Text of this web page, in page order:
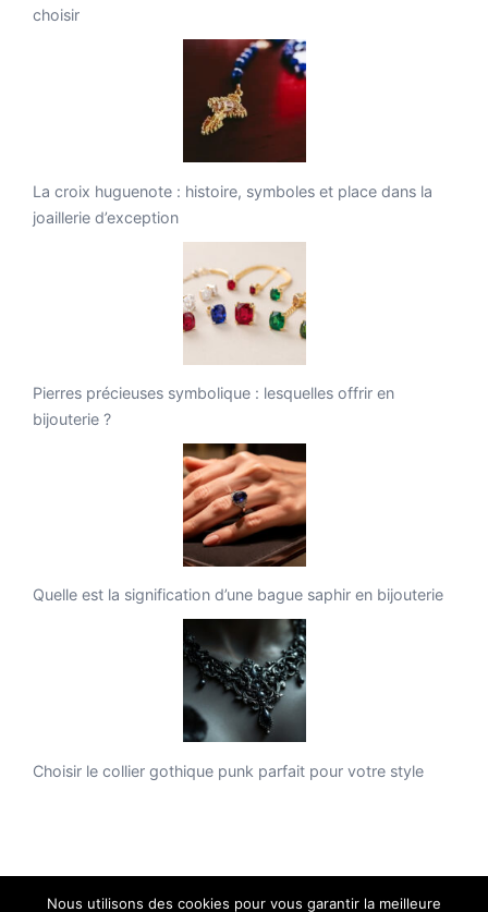
choisir
La croix huguenote : histoire, symboles et place dans la
joaillerie d’exception
Pierres précieuses symbolique : lesquelles offrir en
bijouterie ?
Quelle est la signification d’une bague saphir en bijouterie
Choisir le collier gothique punk parfait pour votre style
Nous utilisons des cookies pour vous garantir la meilleure